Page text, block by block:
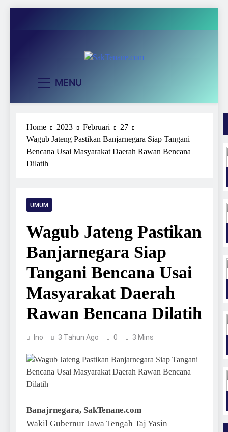
MENU
Home 2023 Februari
27
Wagub Jateng Pastikan Banjarnegara Siap Tangani
Bencana Usai Masyarakat Daerah Rawan Bencana
Dilatih
UMUM
Wagub Jateng Pastikan
Banjarnegara Siap
Tangani Bencana Usai
Masyarakat Daerah
Rawan Bencana Dilatih
Ino 3 Tahun Ago 0 3 Mins
Banajrnegara, SakTenane.com
Wakil Gubernur Jawa Tengah Taj Yasin